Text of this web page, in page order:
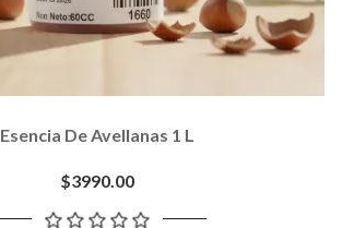
Esencia De Avellanas 1 L
$3990.00